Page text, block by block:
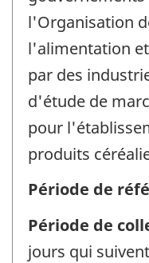
l'Organisation
l'alimentation
par des
d'étude de
pour
produits
Période de
Période de
jours qui